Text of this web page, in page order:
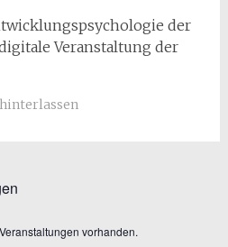
der
Veranstaltung der
vorhanden.